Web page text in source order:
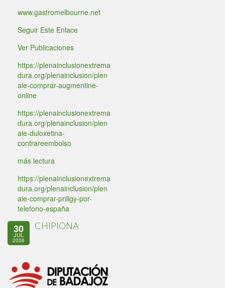
www.gastromelbourne.net
Seguir Este Enlace
Ver Publicaciones
https://plenainclusionextrema
dura.org/plenainclusion/plen
aie-comprar-augmentine-
online
https://plenainclusionextrema
dura.org/plenainclusion/plen
aie-duloxetina-
contrareembolso
más lectura
https://plenainclusionextrema
dura.org/plenainclusion/plen
aie-comprar-priligy-por-
telefono-españa
30
JUL
2026
CHIPIONA